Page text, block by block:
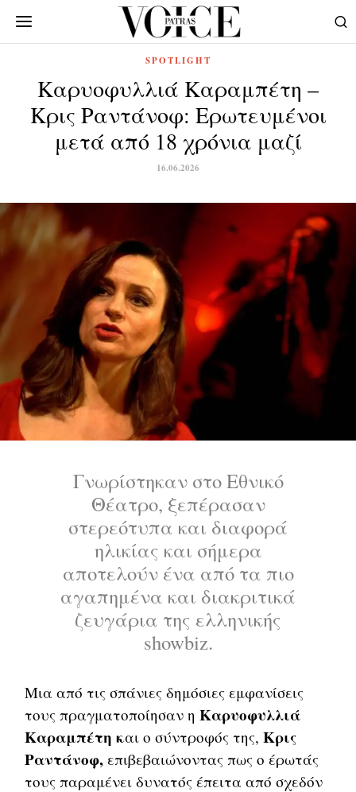
SPOTLIGHT
Καρυοφυλλιά Καραμπέτη –
Κρις Ραντάνοφ: Ερωτευμένοι
μετά από 18 χρόνια μαζί
16.06.2026
Γνωρίστηκαν στο Εθνικό
Θέατρο, ξεπέρασαν
στερεότυπα και διαφορά
ηλικίας και σήμερα
αποτελούν ένα από τα πιο
αγαπημένα και διακριτικά
ζευγάρια της ελληνικής
showbiz.
Μια από τις σπάνιες δημόσιες εμφανίσεις
τους πραγματοποίησαν ηΚαρυοφυλλιά
Καραμπέτη και ο σύντροφός της,Κρις
Ραντάνοφ,επιβεβαιώνοντας πως ο έρωτάς
τους παραμένει δυνατός έπειτα από σχεδόν